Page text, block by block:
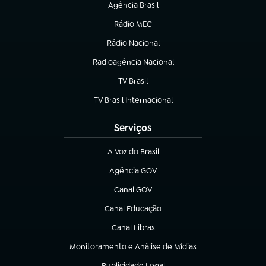
Agência Brasil
(abre em nova aba)
Rádio MEC
(abre em nova aba)
Rádio Nacional
Radioagência Nacional
(abre em nova aba)
TV Brasil
(abre em nova aba)
TV Brasil Internacional
(abre em nova aba)
Serviços
A Voz do Brasil
(abre em nova aba)
Agência GOV
(abre em nova aba)
Canal GOV
(abre em nova aba)
Canal Educação
(abre em nova aba)
Canal Libras
(abre em nova aba)
Monitoramento e Análise de Mídias
(abre em nova aba)